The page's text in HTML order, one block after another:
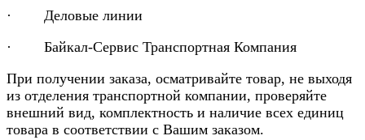
· Деловые линии
· Байкал-Сервис Транспортная Компания
При получении заказа, осматривайте товар, не выходя
из отделения транспортной компании, проверяйте
внешний вид, комплектность и наличие всех единиц
товара в соответствии с Вашим заказом.